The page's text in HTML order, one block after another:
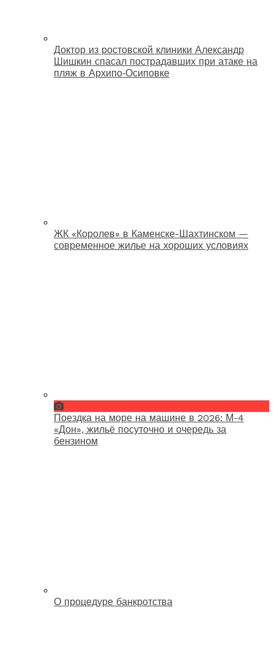
Доктор из ростовской клиники Александр
Шишкин спасал пострадавших при атаке на
пляж в Архипо‑Осиповке
ЖК «Королев» в Каменске-Шахтинском —
современное жилье на хороших условиях
Поездка на море на машине в 2026: М-4
«Дон», жильё посуточно и очередь за
бензином
О процедуре банкротства